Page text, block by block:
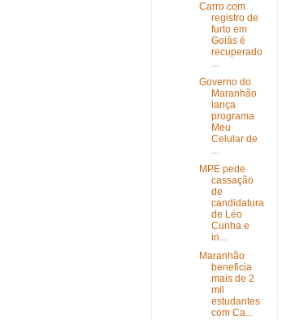
Carro com
registro de
furto em
Goiás é
recuperado
...
Governo do
Maranhão
lança
programa
Meu
Celular de
...
MPE pede
cassação
de
candidatura
de Léo
Cunha e
in...
Maranhão
beneficia
mais de 2
mil
estudantes
com Ca...